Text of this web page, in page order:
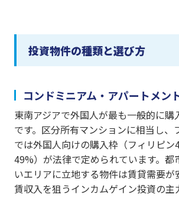
投資物件の種類と選び方
コンドミニアム・アパートメン
東南アジアで外国人が最も一般的に購
です。区分所有マンションに相当し、
では外国人向けの購入枠（フィリピン
49%）が法律で定められています。都
いエリアに立地する物件は賃貸需要が
賃収入を狙うインカムゲイン投資の主